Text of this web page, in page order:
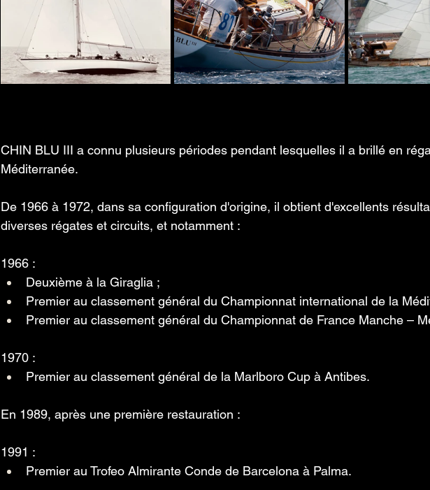
CHIN BLU III a connu plusieurs périodes pendant lesquelles il a brillé en
Méditerranée.
De 1966 à 1972, dans sa configuration d'origine, il obtient d'excellents
diverses régates et circuits, et notamment :
1966 :
Deuxième à la Giraglia ;
Premier au classement général du Championnat international de la
Premier au classement général du Championnat de France Manche –
1970 :
Premier au classement général de la Marlboro Cup à Antibes.
En 1989, après une première restauration :
1991 :
Premier au Trofeo Almirante Conde de Barcelona à Palma.